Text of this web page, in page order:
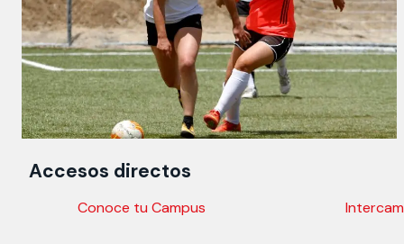
Accesos directos
Conoce tu Campus